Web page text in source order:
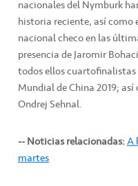
nacionales del Nymburk
historia reciente, así
nacional checo en las
presencia de Jaromir
todos ellos cuartofinalistas
Mundial de China 2019;
Ondrej Sehnal.
-- Noticias relacionadas:A
martes